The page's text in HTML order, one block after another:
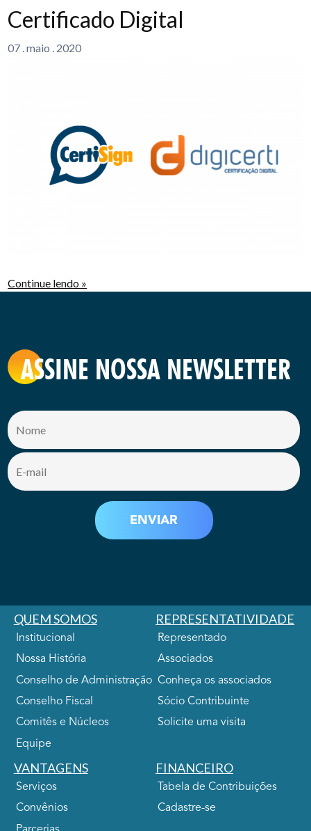
Certificado Digital
07 .maio 2020
Continue lendo »
ASSINE NOSSA NEWSLETTER
QUEM SOMOS
Institucional
Nossa História
Conselho de Administração
Conselho Fiscal
Comitês e Núcleos
Equipe
REPRESENTATIVIDADE
Representado
Associados
Conheça os associados
Sócio Contribuinte
Solicite uma visita
VANTAGENS
Serviços
Convênios
FINANCEIRO
Tabela de Contribuições
Cadastre-se